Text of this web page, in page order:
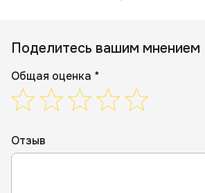
Поделитесь вашим мнением
Общая оценка *
Отзыв